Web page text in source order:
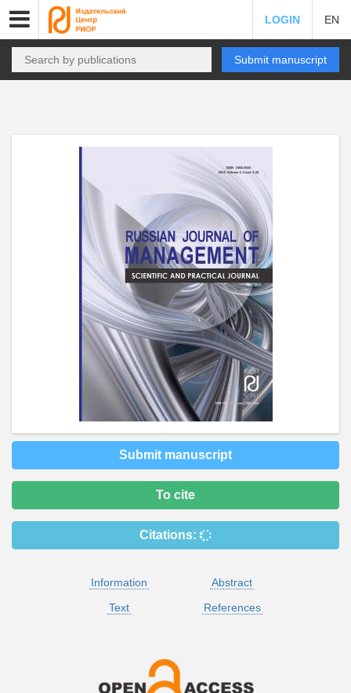
LOGIN EN
Submit manuscript
Submit manuscript
To cite
Citations:
Information
Abstract
Text
References